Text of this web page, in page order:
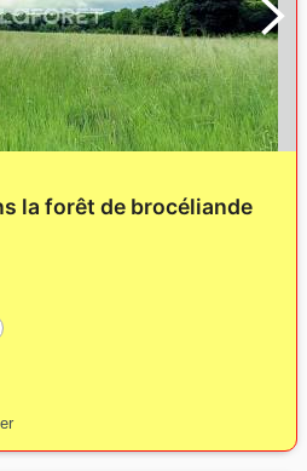
la forêt de brocéliande